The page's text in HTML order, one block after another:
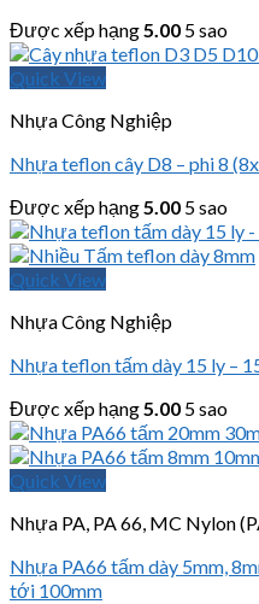
Được xếp hạng5.00 5 sao
Quick View
Nhựa Công Nghiệp
Nhựa teflon cây D8 – phi 8
Được xếp hạng5.00 5 sao
Quick View
Nhựa Công Nghiệp
Nhựa teflon tấm dày 15 ly –
Được xếp hạng5.00 5 sao
Quick View
Nhựa PA, PA 66, MC Nylon
Nhựa PA66 tấm dày 5mm,
tới 100mm